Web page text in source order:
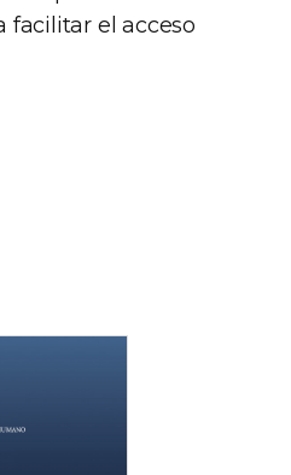
facilitar el acceso